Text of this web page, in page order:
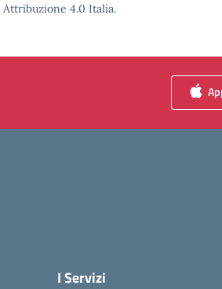
4.0 Italia.
I Servizi